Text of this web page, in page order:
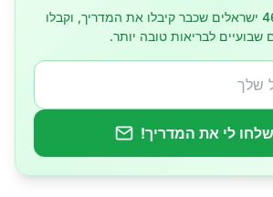
הצטרפו ל-46,000 ישראלים שכבר קיבלו את המדריך, וקבלו
שבועיים לבריאות טובה יותר.
לי את המדריך!